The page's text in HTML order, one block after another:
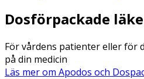
Dosförpackade
För vårdens patienter eller för
på din medicin
Läs mer om Apodos och